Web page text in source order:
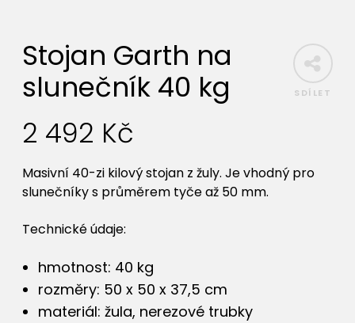
SDÍLET
Stojan Garth na
slunečník 40 kg
2 492 Kč
Masivní 40-zi kilový stojan z žuly. Je vhodný pro
slunečníky s průměrem tyče až 50 mm.
Technické údaje:
hmotnost: 40 kg
rozměry: 50 x 50 x 37,5 cm
materiál: žula, nerezové trubky